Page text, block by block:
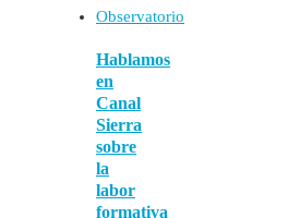
Hablamos
en
Canal
Sierra
sobre
la
labor
formativa